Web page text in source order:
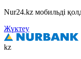
Nur24.kz мобильді
Жүктеу
kz